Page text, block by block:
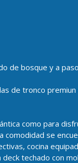
de bosque y a
de tronco
como para
se
cocina
techado con